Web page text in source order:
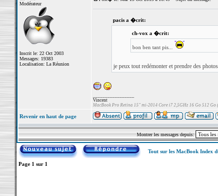
Modérateur
Inscrit le: 22 Oct 2003
Messages: 19383
Localisation: La Réunion
pacis a �crit:
ch-vox a �crit:
bon ben tant pis...
je peux tout redémonter et prendre des photos
Vincent
MacBook Pro Retina 15" mi-2014 Core i7 2,5GHz 16 Go 512 Go
Revenir en haut de page
Montrer les messages depuis:
Tout sur les MacBook Index
Page 1 sur 1